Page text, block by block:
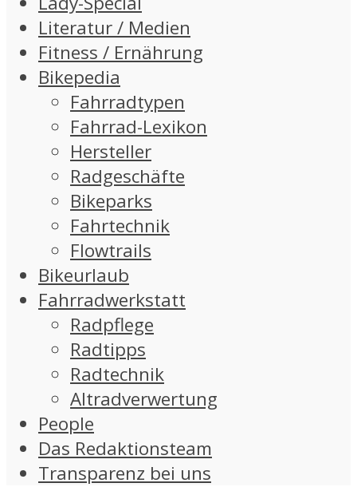
Literatur / Medien
Fitness / Ernährung
Bikepedia
Fahrradtypen
Fahrrad-Lexikon
Hersteller
Radgeschäfte
Bikeparks
Fahrtechnik
Flowtrails
Bikeurlaub
Fahrradwerkstatt
Radpflege
Radtipps
Radtechnik
Altradverwertung
People
Das Redaktionsteam
Transparenz bei uns